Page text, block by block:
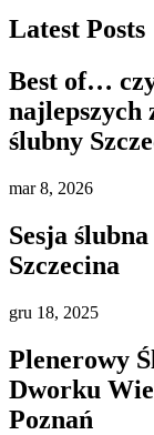
Latest Posts
Best of…
najlepszych
ślubny
mar8, 2026
Sesja
Szczecina
gru 18, 2025
Plenerowy
Dworku
Poznań